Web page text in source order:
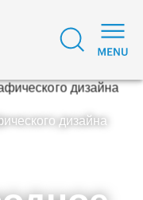
дизайна